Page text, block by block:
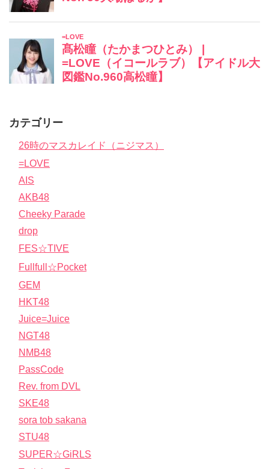
カテゴリー
26時のマスカレイド（ニジマス）
=LOVE
AIS
AKB48
Cheeky Parade
drop
FES☆TIVE
Fullfull☆Pocket
GEM
HKT48
Juice=Juice
NGT48
NMB48
PassCode
Rev. from DVL
SKE48
sora tob sakana
STU48
SUPER☆GiRLS